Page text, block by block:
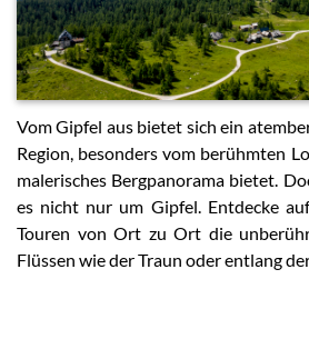
Vom Gipfel aus bietet sich ein
Region, besonders vom berühmten
malerisches Bergpanorama bietet.
es nicht nur um Gipfel. Entdecke
Touren von Ort zu Ort die
Flüssen wie der Traun oder entlang